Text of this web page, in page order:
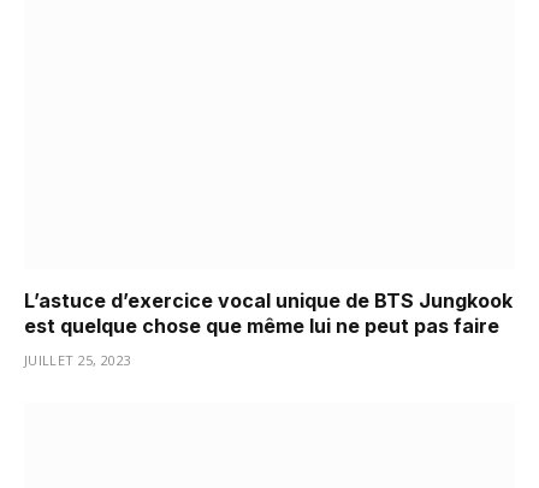
L’astuce d’exercice vocal unique de BTS Jungkook
est quelque chose que même lui ne peut pas faire
JUILLET 25, 2023